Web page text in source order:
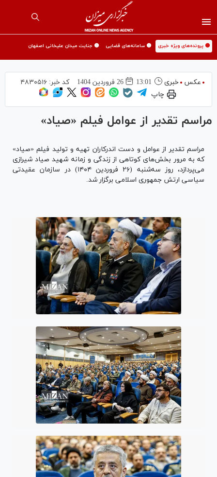
🟡 پرونده‌های ویژه خبری 🟡 سامانه‌های قضایی 🟡 جنایت میدان علیخانی اصفهان
عکس خبری 13:01 26 فروردين 1404 کد خبر: ۴۸۳۰۵۱۶
چاپ
مراسم تقدیر از عوامل فیلم «صیاد»
مراسم تقدیر از عوامل و دست اندرکاران تهیه و تولید فیلم «صیاد»
که به مرور بخش‌های کوتاهی از زندگی و زمانه شهید صیاد شیرازی
می‌پردازد، روز سه‌شنبه (۲۶ فروردین ۱۴۰۴) در سازمان عقیدتی
سیاسی ارتش جمهوری اسلامی برگزار شد.